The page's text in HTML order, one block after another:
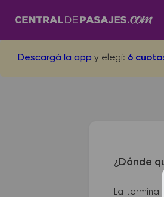
Descargá la app y elegí: 6
¿Dónde
La